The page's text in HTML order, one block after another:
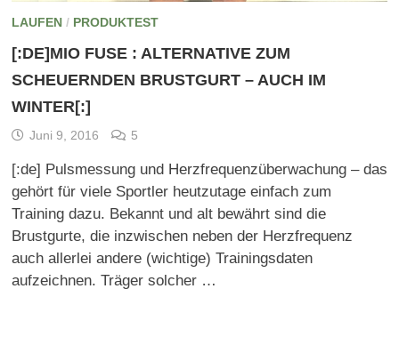
LAUFEN/ PRODUKTEST
[:DE]MIO FUSE : ALTERNATIVE ZUM
SCHEUERNDEN BRUSTGURT – AUCH IM
WINTER[:]
Juni 9, 2016 5
[:de] Pulsmessung und Herzfrequenzüberwachung – das
gehört für viele Sportler heutzutage einfach zum
Training dazu. Bekannt und alt bewährt sind die
Brustgurte, die inzwischen neben der Herzfrequenz
auch allerlei andere (wichtige) Trainingsdaten
aufzeichnen. Träger solcher …